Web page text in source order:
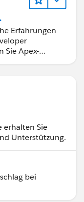
-
Erfahrungen
Sie Apex-
erhalten Sie
Unterstützung.
bei